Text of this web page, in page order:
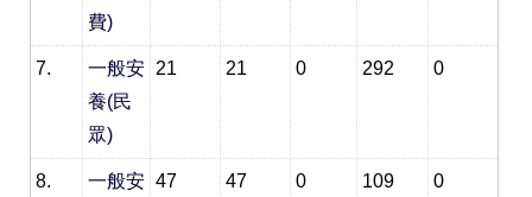
費)
7.
一般安
養(民
眾)
21 21 0 292 0
8.
一般安 47 47 0 109 0